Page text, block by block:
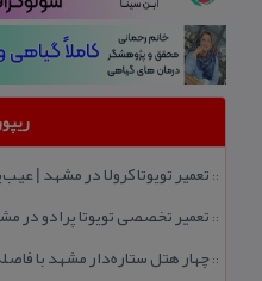
:: تعمیر تویوتا كرولا در مشهد |
:: تعمیر تخصصی تویوتا پرادو در
::چهار هتل‌ ستاره‌دار مشهد با فاصله زیر 5